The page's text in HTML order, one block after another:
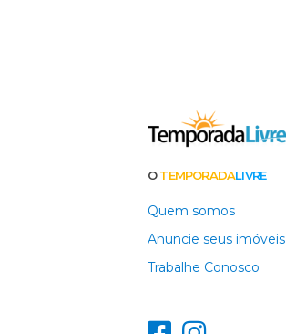
OTEMPORADALIVRE
Quem somos
Anuncie seus imóveis
Trabalhe Conosco